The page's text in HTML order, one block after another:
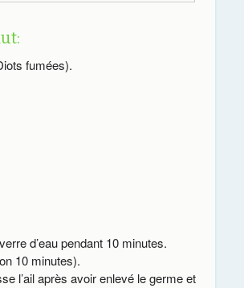
fumées).
d’eau pendant 10 minutes.
10 minutes).
l’ail après avoir enlevé le germe et